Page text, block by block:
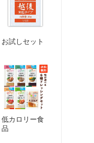
お試しセット
低カロリー食
品